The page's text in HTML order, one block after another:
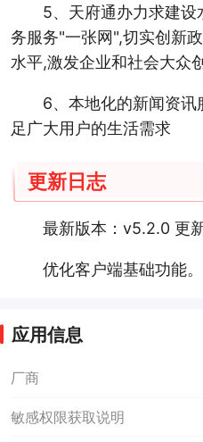
5、天府通办力求建
务服务"一张网",切实创新
水平,激发企业和社会大众
6、本地化的新闻资
足广大用户的生活需求
更新日志
最新版本：v5.2.0 更
优化客户端基础功能。
应用信息
厂商
敏感权限获取说明